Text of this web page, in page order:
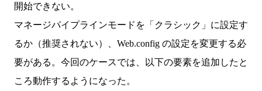
開始できない。
マネージパイプラインモードを「クラシック」に設定す
るか（推奨されない）、Web.config の設定を変更する必
要がある。今回のケースでは、以下の要素を追加したと
ころ動作するようになった。